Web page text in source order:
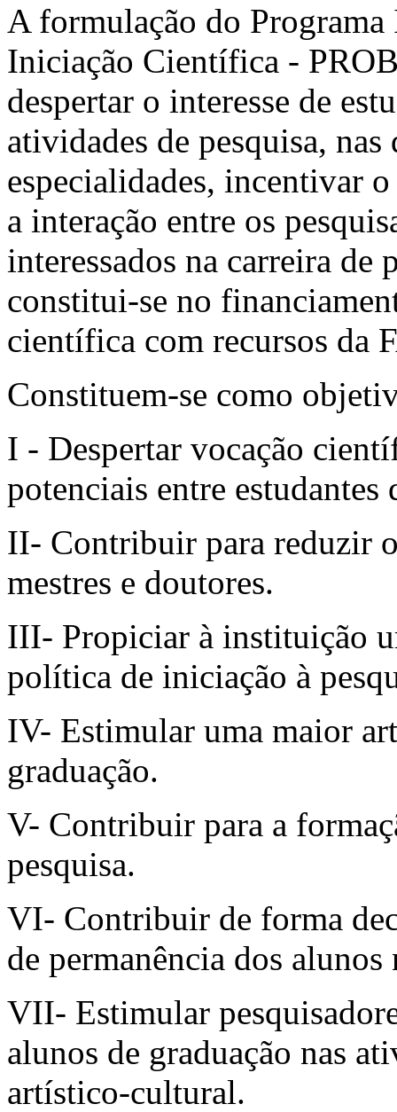
A formulação do
Iniciação Científica -
despertar o interesse de
atividades de pesquisa,
especialidades, incentivar
a interação entre os
interessados na carreira de
constitui-se no
científica com recursos da
Constituem-se como
I - Despertar vocação
potenciais entre estudantes
II- Contribuir para reduzir
mestres e doutores.
III- Propiciar à instituição
política de iniciação à
IV- Estimular uma maior
graduação.
V- Contribuir para a
pesquisa.
VI- Contribuir de forma
de permanência dos alunos
VII- Estimular
alunos de graduação nas
artístico-cultural.